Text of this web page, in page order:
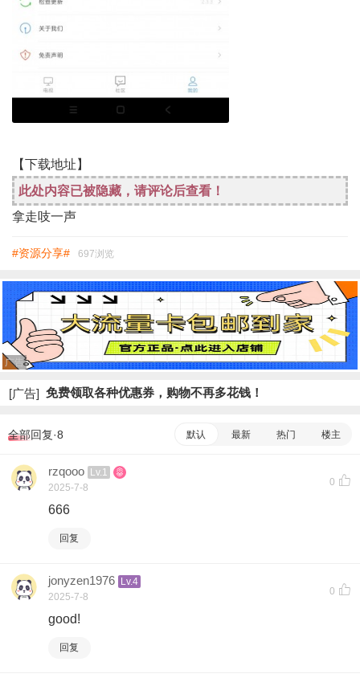
【下载地址】
此处内容已被隐藏，请评论后查看！
拿走吱一声
#资源分享# 697浏览
广告
[广告] 免费领取各种优惠券，购物不再多花钱！
全部回复·8 默认 最新 热门 楼主
0
rzqooo
Lv.1
2025-7-8
666
回复
0
jonyzen1976
Lv.4
2025-7-8
good!
回复